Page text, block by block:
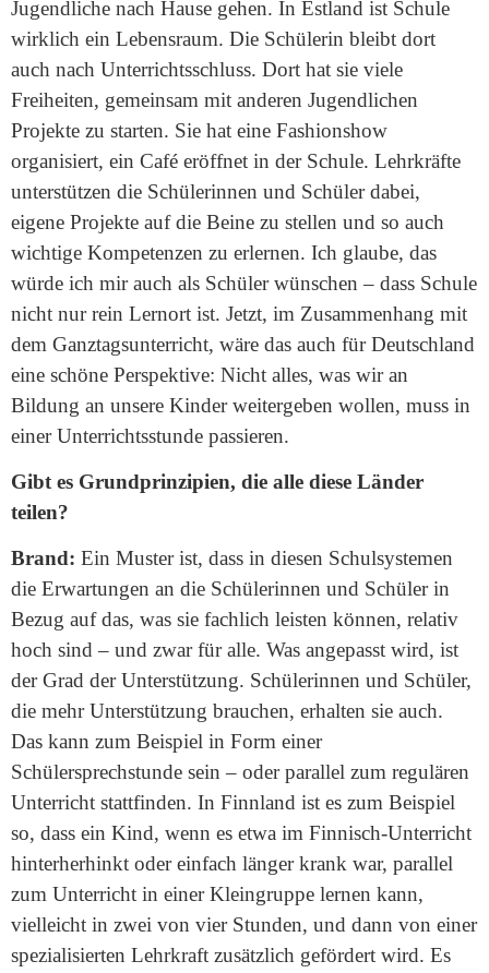
Jugendliche nach Hause gehen. In Estland ist Schule
wirklich ein Lebensraum. Die Schülerin bleibt dort
auch nach Unterrichtsschluss. Dort hat sie viele
Freiheiten, gemeinsam mit anderen Jugendlichen
Projekte zu starten. Sie hat eine Fashionshow
organisiert, ein Café eröffnet in der Schule. Lehrkräfte
unterstützen die Schülerinnen und Schüler dabei,
eigene Projekte auf die Beine zu stellen und so auch
wichtige Kompetenzen zu erlernen. Ich glaube, das
würde ich mir auch als Schüler wünschen – dass Schule
nicht nur rein Lernort ist. Jetzt, im Zusammenhang mit
dem Ganztagsunterricht, wäre das auch für Deutschland
eine schöne Perspektive: Nicht alles, was wir an
Bildung an unsere Kinder weitergeben wollen, muss in
einer Unterrichtsstunde passieren.
Gibt es Grundprinzipien, die alle diese Länder
teilen?
Brand: Ein Muster ist, dass in diesen Schulsystemen
die Erwartungen an die Schülerinnen und Schüler in
Bezug auf das, was sie fachlich leisten können, relativ
hoch sind – und zwar für alle. Was angepasst wird, ist
der Grad der Unterstützung. Schülerinnen und Schüler,
die mehr Unterstützung brauchen, erhalten sie auch.
Das kann zum Beispiel in Form einer
Schülersprechstunde sein – oder parallel zum regulären
Unterricht stattfinden. In Finnland ist es zum Beispiel
so, dass ein Kind, wenn es etwa im Finnisch-Unterricht
hinterherhinkt oder einfach länger krank war, parallel
zum Unterricht in einer Kleingruppe lernen kann,
vielleicht in zwei von vier Stunden, und dann von einer
spezialisierten Lehrkraft zusätzlich gefördert wird. Es